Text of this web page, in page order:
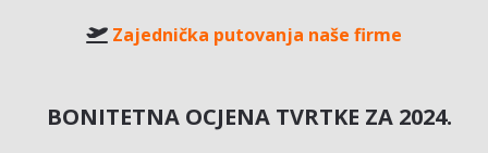
Zajednička putovanja naše firme
BONITETNA OCJENA TVRTKE ZA 2024.